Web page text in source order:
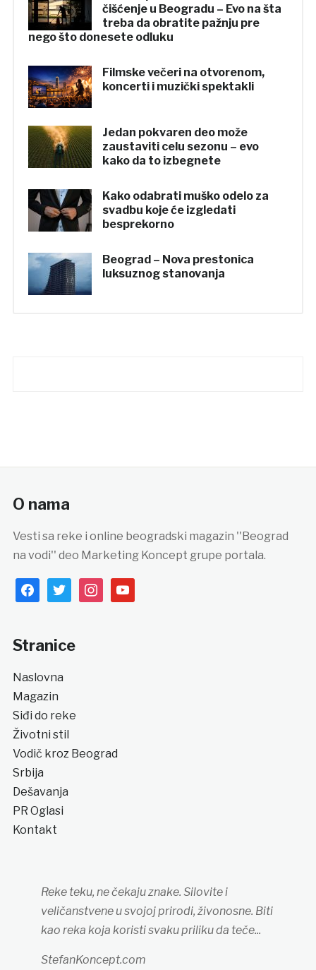
čišćenje u Beogradu – Evo na šta
treba da obratite pažnju pre
nego što donesete odluku
Filmske večeri na otvorenom,
koncerti i muzički spektakli
Jedan pokvaren deo može
zaustaviti celu sezonu – evo
kako da to izbegnete
Kako odabrati muško odelo za
svadbu koje će izgledati
besprekorno
Beograd – Nova prestonica
luksuznog stanovanja
O nama
Vesti sa reke i online beogradski magazin ''Beograd
na vodi'' deo Marketing Koncept grupe portala.
facebooktwitterinstagramyoutube
Stranice
Naslovna
Magazin
Siđi do reke
Životni stil
Vodič kroz Beograd
Srbija
Dešavanja
PR Oglasi
Kontakt
Reke teku, ne čekaju znake. Silovite i
veličanstvene u svojoj prirodi, živonosne. Biti
kao reka koja koristi svaku priliku da teče...
StefanKoncept.com